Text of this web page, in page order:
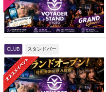
CLUB スタンドバー